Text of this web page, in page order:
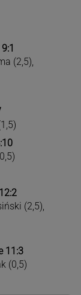
(2,5),
(2,5),
11:3
(0,5)